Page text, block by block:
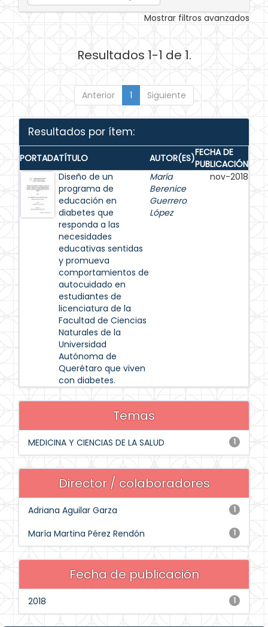
Mostrar filtros avanzados
Resultados 1-1 de 1.
Anterior 1 Siguiente
Resultados por ítem:
PORTADATÍTULO AUTOR(ES)FECHA DE
PUBLICACIÓN
Diseño de un
programa de
educación en
diabetes que
responda a las
necesidades
educativas sentidas
y promueva
comportamientos de
autocuidado en
estudiantes de
licenciatura de la
Facultad de Ciencias
Naturales de la
Universidad
Autónoma de
Querétaro que viven
con diabetes.
María
Berenice
Guerrero
López
nov-2018
Temas
1
MEDICINA Y CIENCIAS DE LA SALUD
Director / colaboradores
1
Adriana Aguilar Garza
1
María Martina Pérez Rendón
Fecha de publicación
1
2018